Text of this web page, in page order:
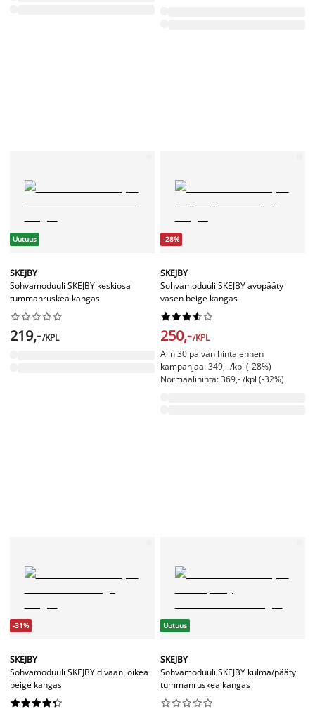
Uutuus
SKEJBY
Sohvamoduuli SKEJBY keskiosa
tummanruskea kangas






219,-/KPL
-28%
SKEJBY
Sohvamoduuli SKEJBY avopääty
vasen beige kangas






250,-/KPL
Alin 30 päivän hinta ennen
kampanjaa: 349,- /kpl (-28%)
Normaalihinta: 369,- /kpl (-32%)
-31%
SKEJBY
Sohvamoduuli SKEJBY divaani oikea
beige kangas






Uutuus
SKEJBY
Sohvamoduuli SKEJBY kulma/pääty
tummanruskea kangas





